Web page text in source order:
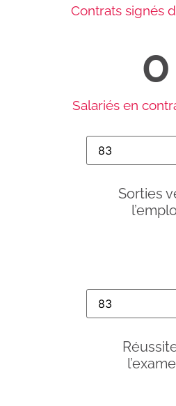
Contrats signés
Salariés en
0
Sorties